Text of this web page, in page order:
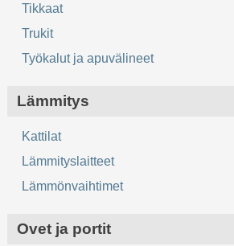
Tikkaat
Trukit
Työkalut ja apuvälineet
Lämmitys
Kattilat
Lämmityslaitteet
Lämmönvaihtimet
Ovet ja portit